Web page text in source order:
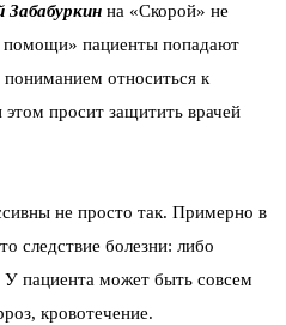
на «Скорой» не
пациенты попадают
относиться к
просит защитить врачей
не просто так. Примерно в
следствие болезни: либо
пациента может быть совсем
кровотечение.